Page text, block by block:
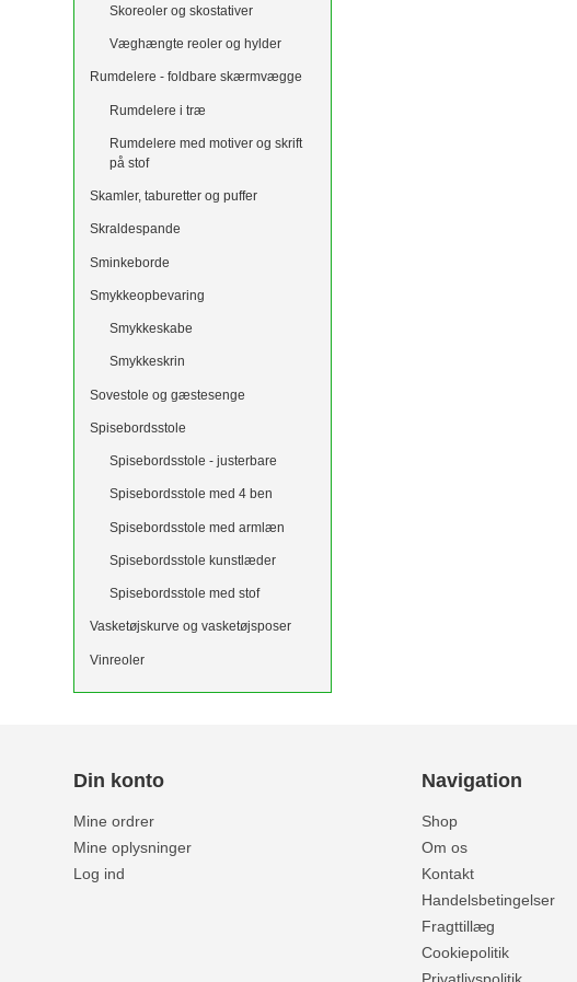
Skoreoler og skostativer
Væghængte reoler og hylder
Rumdelere - foldbare skærmvægge
Rumdelere i træ
Rumdelere med motiver og skrift
på stof
Skamler, taburetter og puffer
Skraldespande
Sminkeborde
Smykkeopbevaring
Smykkeskabe
Smykkeskrin
Sovestole og gæstesenge
Spisebordsstole
Spisebordsstole - justerbare
Spisebordsstole med 4 ben
Spisebordsstole med armlæn
Spisebordsstole kunstlæder
Spisebordsstole med stof
Vasketøjskurve og vasketøjsposer
Vinreoler
Din konto
Mine ordrer
Mine oplysninger
Log ind
Navigation
Shop
Om os
Kontakt
Handelsbetingelser
Fragttillæg
Cookiepolitik
Privatlivspolitik